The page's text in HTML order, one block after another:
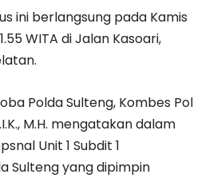
ini berlangsung pada Kamis
WITA di Jalan Kasoari,
Polda Sulteng, Kombes Pol
M.H. mengatakan dalam
Unit 1 Subdit 1
Sulteng yang dipimpin